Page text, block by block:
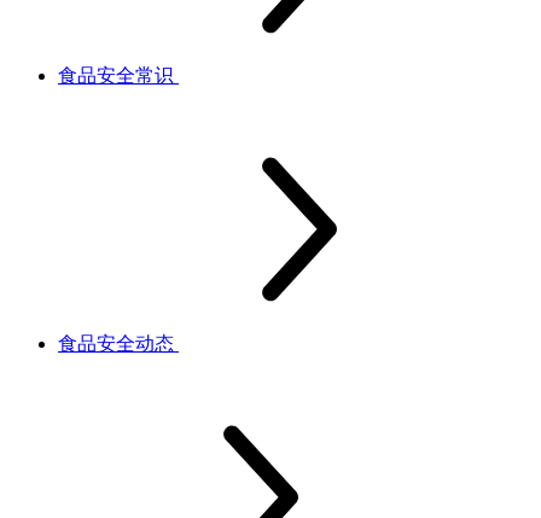
食品安全常识
食品安全动态